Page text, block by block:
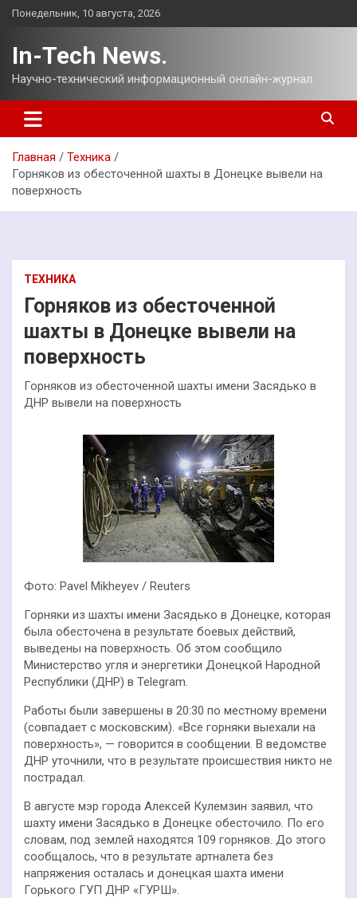
Перейти
Понедельник, 10 августа, 2026
In-Tech News.
Научно-технический информационный онлайн-журнал.
Главная
Техника
Горняков из обесточенной шахты в Донецке вывели на
поверхность
ТЕХНИКА
Горняков из обесточенной
шахты в Донецке вывели на
поверхность
Горняков из обесточенной шахты имени Засядько в
ДНР вывели на поверхность
Фото: Pavel Mikheyev / Reuters
Горняки из шахты имени Засядько в Донецке, которая
была обесточена в результате боевых действий,
выведены на поверхность. Об этом сообщило
Министерство угля и энергетики Донецкой Народной
Республики (ДНР) в Telegram.
Работы были завершены в 20:30 по местному времени
(совпадает с московским). «Все горняки выехали на
поверхность», — говорится в сообщении. В ведомстве
ДНР уточнили, что в результате происшествия никто не
пострадал.
В августе мэр города Алексей Кулемзин заявил, что
шахту имени Засядько в Донецке обесточило. По его
словам, под землей находятся 109 горняков. До этого
сообщалось, что в результате артналета без
напряжения осталась и донецкая шахта имени
Горького ГУП ДНР «ГУРШ».